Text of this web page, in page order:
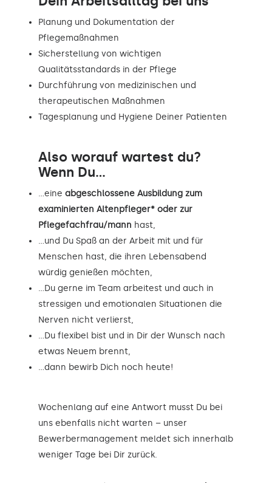
Planung und Dokumentation der
Pflegemaßnahmen
Sicherstellung von wichtigen
Qualitätsstandards in der Pflege
Durchführung von medizinischen und
therapeutischen Maßnahmen
Tagesplanung und Hygiene Deiner Patienten
Also worauf wartest du?
Wenn Du...
…eine abgeschlossene Ausbildung zum
examinierten Altenpfleger* oder zur
Pflegefachfrau/mann hast,
…und Du Spaß an der Arbeit mit und für
Menschen hast, die ihren Lebensabend
würdig genießen möchten,
…Du gerne im Team arbeitest und auch in
stressigen und emotionalen Situationen die
Nerven nicht verlierst,
…Du flexibel bist und in Dir der Wunsch nach
etwas Neuem brennt,
…dann bewirb Dich noch heute!
Wochenlang auf eine Antwort musst Du bei
uns ebenfalls nicht warten – unser
Bewerbermanagement meldet sich innerhalb
weniger Tage bei Dir zurück.